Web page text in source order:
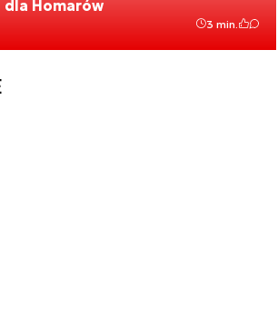
dla Homarów
3 min.